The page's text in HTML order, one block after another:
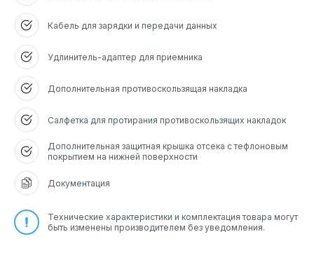
Кабель для зарядки и передачи данных
Удлинитель-адаптер для приемника
Дополнительная противоскользящая накладка
Салфетка для протирания противоскользящих накладок
Дополнительная защитная крышка отсека с тефлоновым
покрытием на нижней поверхности
Документация
Технические характеристики и комплектация товара могут
быть изменены производителем без уведомления.